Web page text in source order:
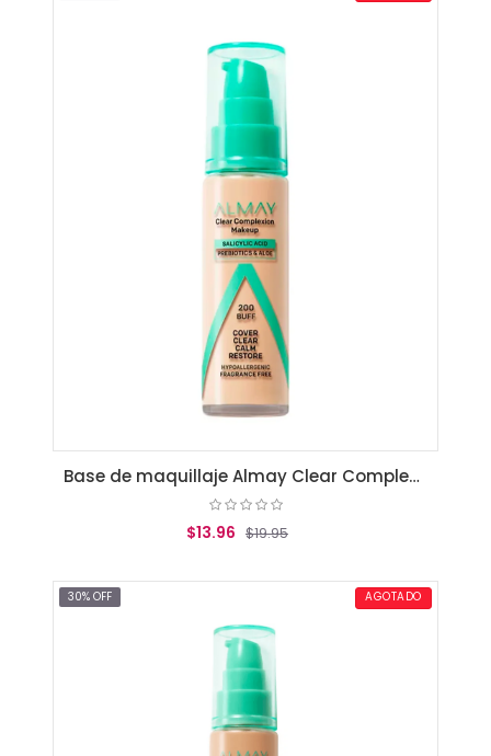
Base de maquillaje Almay Clear Complexion Buff
$13.96 $19.95
30% OFF AGOTADO